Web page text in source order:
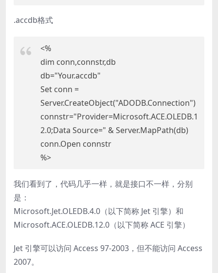
.accdb格式
<%
dim conn,connstr,db
db="Your.accdb"
Set conn =
Server.CreateObject("ADODB.Connection")
connstr="Provider=Microsoft.ACE.OLEDB.1
2.0;Data Source=" & Server.MapPath(db)
conn.Open connstr
%>
我们看到了，代码几乎一样，就是接口不一样，分别
是：
Microsoft.Jet.OLEDB.4.0（以下简称 Jet 引擎）和
Microsoft.ACE.OLEDB.12.0（以下简称 ACE 引擎）
Jet 引擎可以访问 Access 97-2003，但不能访问 Access
2007。